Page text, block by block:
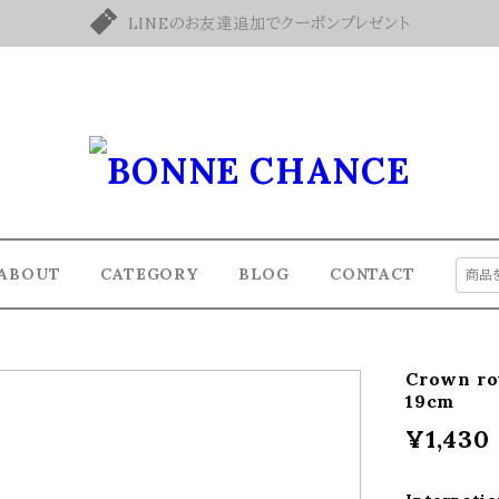
LINEのお友達追加でクーポンプレゼント
CATEGORY BLOG CONTACT
Crown
19cm
¥1,430